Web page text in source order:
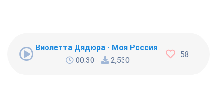
Виолетта Дядюра - Моя Россия [25046]
00:30
2,530
58